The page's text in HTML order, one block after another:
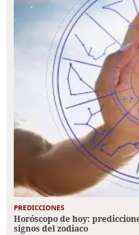
PREDICCIONES
Horóscopo de hoy:
signos del zodiaco